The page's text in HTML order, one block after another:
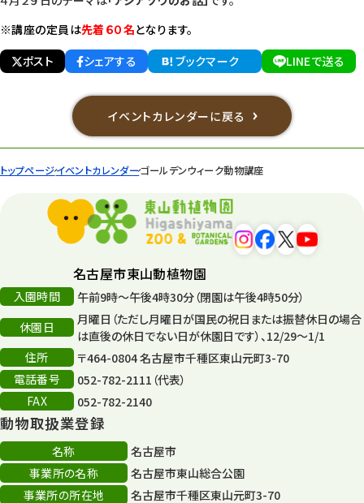
トップページイベントカレンダーゴールデンウィーク動物講座
※講座の定員は先着６０名となります。
ポスト
シェアする ブックマーク LINEで送る
イベントカレンダーに戻る
名古屋市東山動植物園
入園時間
午前9時～午後4時30分（閉園は午後4時50分）
休園日
月曜日（ただし月曜日が国民の祝日または振替休日の場合
は直後の休日でない日が休園日です）、12/29～1/1
住所
〒464-0804 名古屋市千種区東山元町3-70
電話番号
052-782-2111（代表）
FAX
052-782-2140
動物取扱業登録
名称
名古屋市
事業所の名称
名古屋市東山総合公園
事業所の所在地
名古屋市千種区東山元町3-70